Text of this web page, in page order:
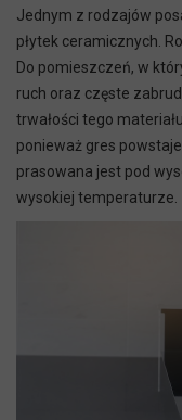
Jednym z rodzajów
płytek ceramicznych.
Do pomieszczeń, w
ruch oraz częste
trwałości tego
ponieważ gres
prasowana jest pod
wysokiej temperaturze.